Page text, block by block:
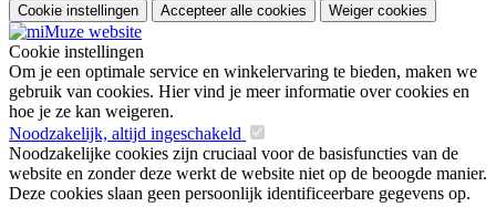
Cookie instellingen Accepteer alle cookies Weiger cookies
Cookie instellingen
Om je een optimale service en winkelervaring te bieden, maken we
gebruik van cookies. Hier vind je meer informatie over cookies en
hoe je ze kan weigeren.
Noodzakelijk, altijd ingeschakeld
Noodzakelijke cookies zijn cruciaal voor de basisfuncties van de
website en zonder deze werkt de website niet op de beoogde manier.
Deze cookies slaan geen persoonlijk identificeerbare gegevens op.